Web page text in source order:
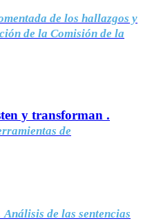
de los hallazgos y
de la Comisión de la
y transforman .
de
Análisis de las sentencias